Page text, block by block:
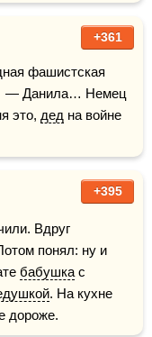
+361
фашистская
— Данила… Немец
это, дед на войне
+395
Вдруг
понял: ну и
бабушка с
дороже.